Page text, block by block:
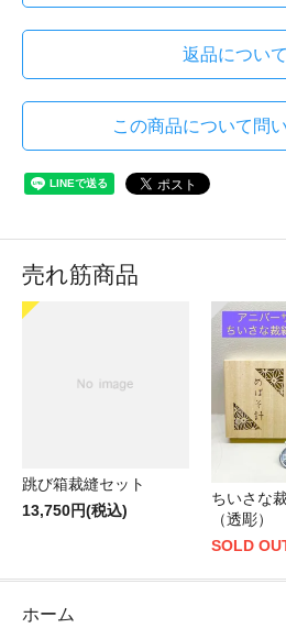
返品について
この商品について問
売れ筋商品
跳び箱裁縫セット
13,750円(税込)
ちいさな
（透彫）
SOLD
ホーム